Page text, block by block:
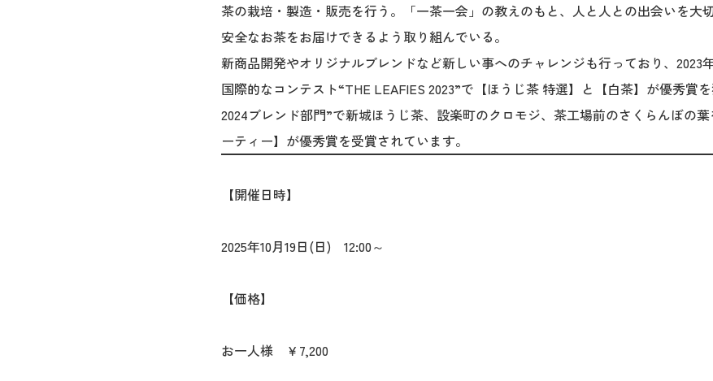
茶の栽培・製造・販売を行う。「一茶一会」の教えのもと、人と人との出会いを大
安全なお茶をお届けできるよう取り組んでいる。
新商品開発やオリジナルブレンドなど新しい事へのチャレンジも行っており、2023
国際的なコンテスト“THE LEAFIES 2023”で【ほうじ茶 特選】と【白茶】が優秀賞
2024ブレンド部門”で新城ほうじ茶、設楽町のクロモジ、茶工場前のさくらんぼの
ーティー】が優秀賞を受賞されています。
【開催日時】
2025年10月19日(日) 12:00～
【価格】
お一人様 ￥7,200